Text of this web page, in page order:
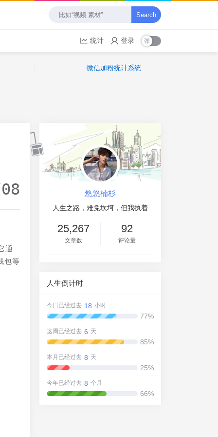
Search
统计 登录
微信加粉统计系统
通
包等
悠悠楠杉
人生之路，难免坎坷，但我执着
25,267
文章数
92
评论量
人生倒计时
今日已经过去 18 小时
77%
这周已经过去 6 天
85%
本月已经过去 8 天
25%
今年已经过去 8 个月
66%